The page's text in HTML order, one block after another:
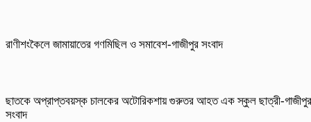
রাণীশংকৈলে জামায়াতের গণমিছিল ও সমাবেশ-গাজীপুর সংবাদ
ছাতকে অপ্রাপ্তবয়স্ক চালকের অটোরিকশায় গুরুতর আহত এক স্কুল ছাত্রী-গাজীপুর
সংবাদ